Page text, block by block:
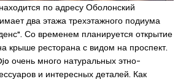
по адресу Оболонский
два этажа трехэтажного подиума
Со временем планируется открытие
крыше ресторана с видом на проспект.
очень много натуральных этно-
и интересных деталей. Как